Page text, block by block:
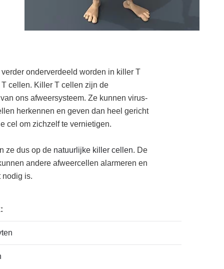
onderverdeeld worden in killer T
cellen. Killer T cellen zijn de
ons afweersysteem. Ze kunnen virus-
herkennen en geven dan heel gericht
cel om zichzelf te vernietigen.
ze dus op de natuurlijke killer cellen. De
andere afweercellen alarmeren en
nodig is.